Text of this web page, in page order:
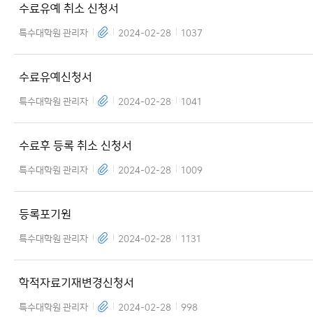
수료유예 취소 신청서
특수대학원 관리자 2024-02-28 1037
수료유예신청서
특수대학원 관리자 2024-02-28 1041
수료후 등록 취소 신청서
특수대학원 관리자 2024-02-28 1009
등록포기원
특수대학원 관리자 2024-02-28 1131
학적자료기재변경신청서
특수대학원 관리자 2024-02-28 998